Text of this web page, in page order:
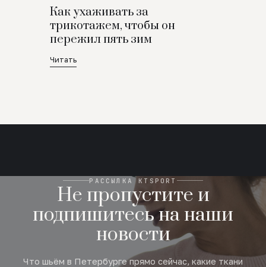
Как ухаживать за
трикотажем, чтобы он
пережил пять зим
Читать
РАССЫЛКА KTSPORT
Не пропустите и
подпишитесь на наши
новости
Что шьём в Петербурге прямо сейчас, какие ткани